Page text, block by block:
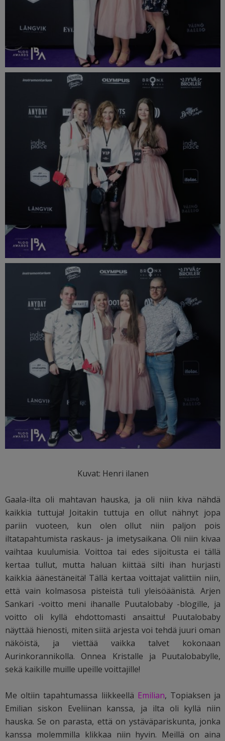
Kuvat: Henri ilanen
Gaala-ilta oli mahtavan hauska, ja oli niin kiva nähdä
kaikkia tuttuja! Joitakin tuttuja en ollut nähnyt jopa
pariin vuoteen, kun olen ollut niin paljon pois
iltatapahtumista raskaus- ja imetysaikana. Oli niin kivaa
vaihtaa kuulumisia. Voittoa tai edes sijoitusta ei tällä
kertaa tullut, mutta haluan kiittää silti ihan hurjasti
kaikkia äänestäneitä! Tällä kertaa voittajat valittiin niin,
että vain kolmasosa pisteistä tuli yleisöäänistä. Arjen
Sankari -voitto meni ihanalle Puutalobaby -blogille, ja
voitto oli kyllä ehdottomasti ansaittu! Puutalobaby
näyttää hienosti, miten siitä arjesta voi tehdä juuri oman
näköistä, ja viettää vaikka talvet kokonaan
Aurinkorannikolla. Onnea Kristalle ja Puutalobabylle,
sekä kaikille muille upeille voittajille!
Me oltiin tapahtumassa liikkeellä Emilian, Topiaksen ja
Emilian siskon Eveliinan kanssa, ja ilta oli kyllä niin
hauska. Se on parasta, että on ystäväpariskunta, jonka
kanssa molemmilla klikkaa niin hyvin. Meillä on aina